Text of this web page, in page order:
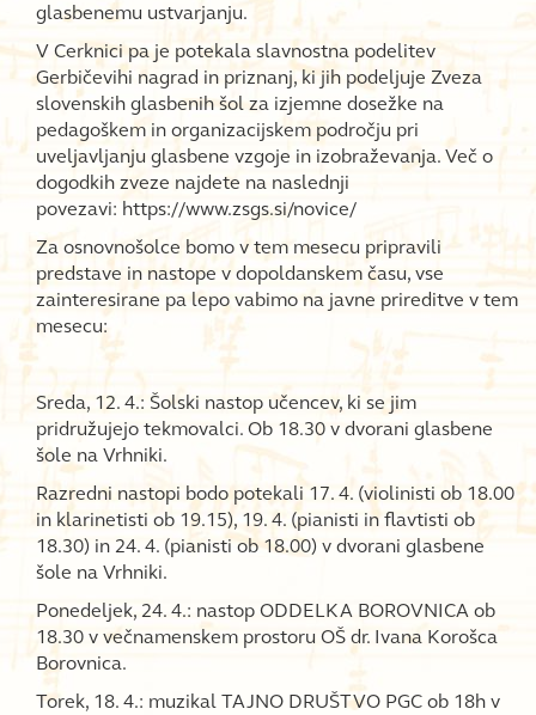
glasbenemu ustvarjanju.
V Cerknici pa je potekala slavnostna podelitev
Gerbičevihi nagrad in priznanj, ki jih podeljuje Zveza
slovenskih glasbenih šol za izjemne dosežke na
pedagoškem in organizacijskem področju pri
uveljavljanju glasbene vzgoje in izobraževanja. Več o
dogodkih zveze najdete na naslednji
povezavi: https://www.zsgs.si/novice/
Za osnovnošolce bomo v tem mesecu pripravili
predstave in nastope v dopoldanskem času, vse
zainteresirane pa lepo vabimo na javne prireditve v tem
mesecu:
Sreda, 12. 4.: Šolski nastop učencev, ki se jim
pridružujejo tekmovalci. Ob 18.30 v dvorani glasbene
šole na Vrhniki.
Razredni nastopi bodo potekali 17. 4. (violinisti ob 18.00
in klarinetisti ob 19.15), 19. 4. (pianisti in flavtisti ob
18.30) in 24. 4. (pianisti ob 18.00) v dvorani glasbene
šole na Vrhniki.
Ponedeljek, 24. 4.: nastop ODDELKA BOROVNICA ob
18.30 v večnamenskem prostoru OŠ dr. Ivana Korošca
Borovnica.
Torek, 18. 4.: muzikal TAJNO DRUŠTVO PGC ob 18h v